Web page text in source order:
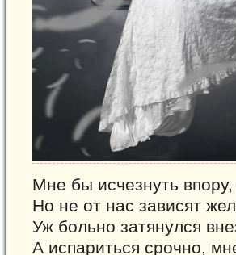
Мне бы исчезнуть
Но не от нас зависят
Уж больно затянулся
А испариться срочно,